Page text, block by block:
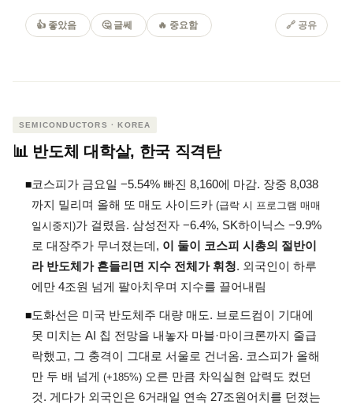
👍 좋았음 🤔 글쎄 🔥 중요함 🔗 공유
SEMICONDUCTORS · KOREA
📊 반도체 대학살, 한국 직격탄
◾코스피가 금요일 −5.54% 빠진 8,160에 마감. 장중 8,038
까지 밀리며 올해 또 매도 사이드카 (급락 시 프로그램 매매
일시중지)가 걸렸음. 삼성전자 −6.4%, SK하이닉스 −9.9%
로 대장주가 무너졌는데, 이 둘이 코스피 시총의 절반이
라 반도체가 흔들리면 지수 전체가 휘청. 외국인이 하루
에만 4조원 넘게 팔아치우며 지수를 끌어내림
◾도화선은 미국 반도체주 대량 매도. 브로드컴이 기대에
못 미치는 AI 칩 전망을 내놓자 마블·마이크론까지 줄급
락했고, 그 충격이 그대로 서울로 건너옴. 코스피가 올해
만 두 배 넘게 (+185%) 오른 만큼 차익실현 압력도 컸던
것. 게다가 외국인은 6거래일 연속 27조원어치를 던졌는